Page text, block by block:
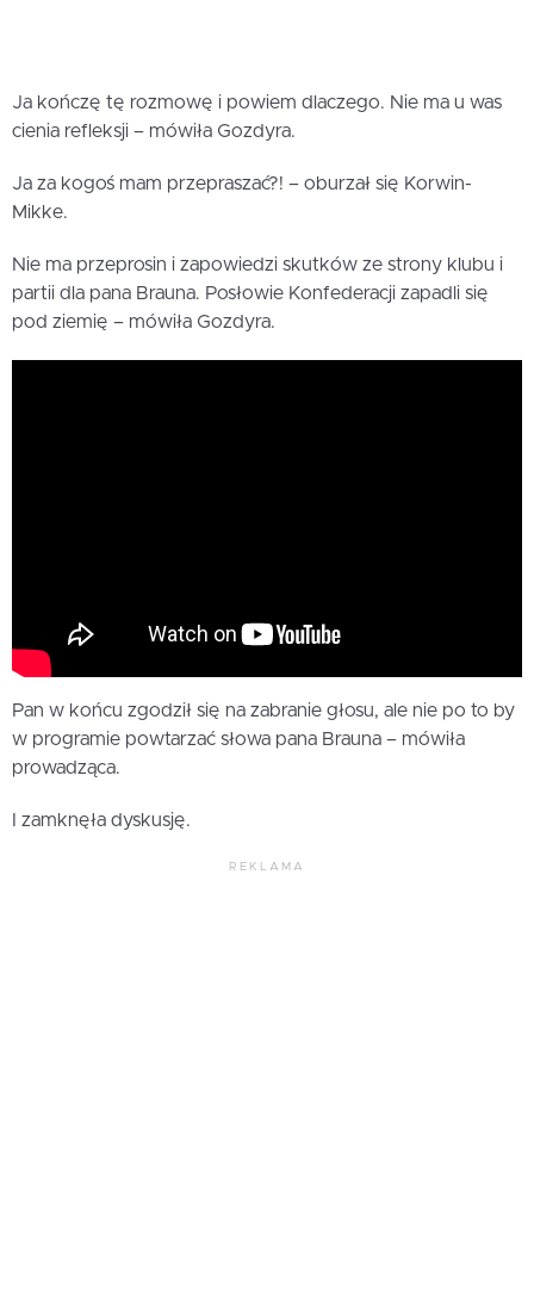
Ja kończę tę rozmowę i powiem dlaczego. Nie ma u was
cienia refleksji – mówiła Gozdyra.
Ja za kogoś mam przepraszać?! – oburzał się Korwin-
Mikke.
Nie ma przeprosin i zapowiedzi skutków ze strony klubu i
partii dla pana Brauna. Posłowie Konfederacji zapadli się
pod ziemię – mówiła Gozdyra.
Pan w końcu zgodził się na zabranie głosu, ale nie po to by
w programie powtarzać słowa pana Brauna – mówiła
prowadząca.
I zamknęła dyskusję.
REKLAMA